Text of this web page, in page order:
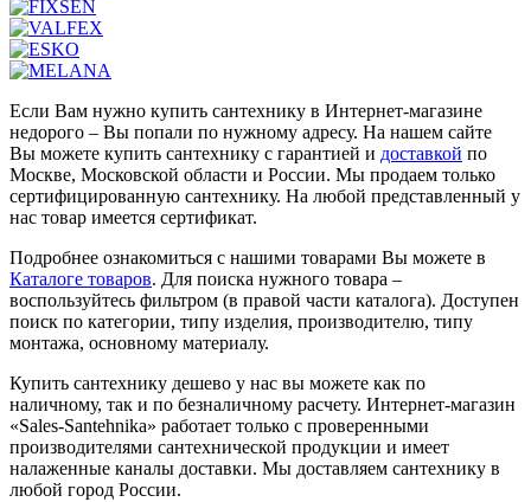
Если Вам нужно купить сантехнику в Интернет-магазине
недорого – Вы попали по нужному адресу. На нашем сайте
Вы можете купить сантехнику с гарантией и доставкой по
Москве, Московской области и России. Мы продаем только
сертифицированную сантехнику. На любой представленный у
нас товар имеется сертификат.
Подробнее ознакомиться с нашими товарами Вы можете в
Каталоге товаров. Для поиска нужного товара –
воспользуйтесь фильтром (в правой части каталога). Доступен
поиск по категории, типу изделия, производителю, типу
монтажа, основному материалу.
Купить сантехнику дешево у нас вы можете как по
наличному, так и по безналичному расчету. Интернет-магазин
«Sales-Santehnika» работает только с проверенными
производителями сантехнической продукции и имеет
налаженные каналы доставки. Мы доставляем сантехнику в
любой город России.